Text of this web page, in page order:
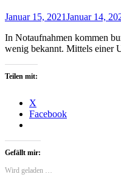
Januar 15, 2021Januar 14,
In Notaufnahmen kommen
wenig bekannt. Mittels einer
Teilen mit:
X
Facebook
Gefällt mir:
Wird geladen …